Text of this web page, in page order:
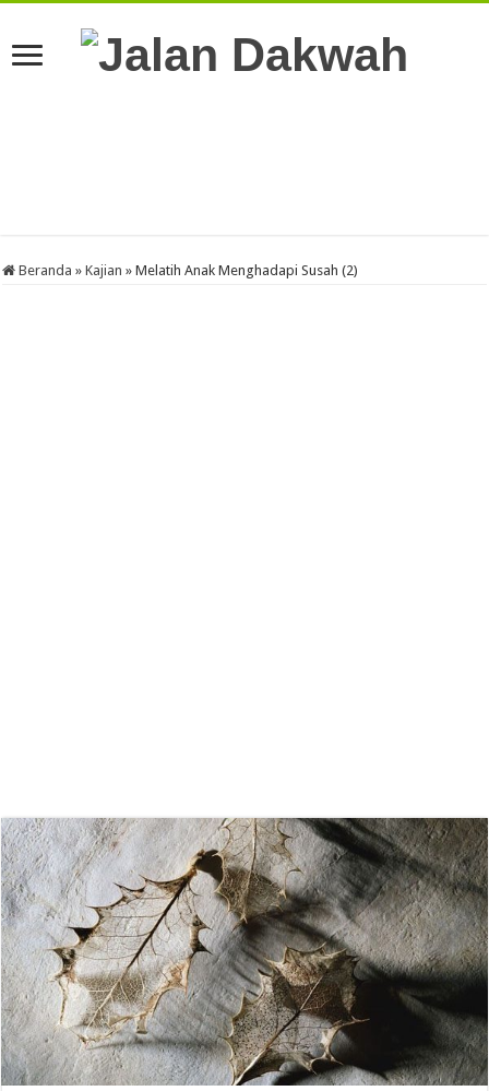
Beranda » Kajian » Melatih Anak Menghadapi Susah (2)